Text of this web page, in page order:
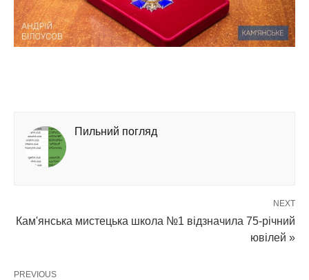
Пильний погляд
NEXT
Кам'янська мистецька школа №1 відзначила 75-річний
ювілей »
PREVIOUS